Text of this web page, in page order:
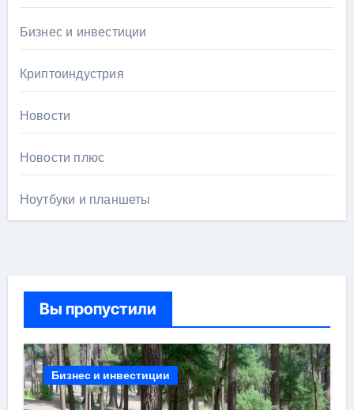
Бизнес и инвестиции
Криптоиндустрия
Новости
Новости плюс
Ноутбуки и планшеты
Вы пропустили
Бизнес и инвестиции